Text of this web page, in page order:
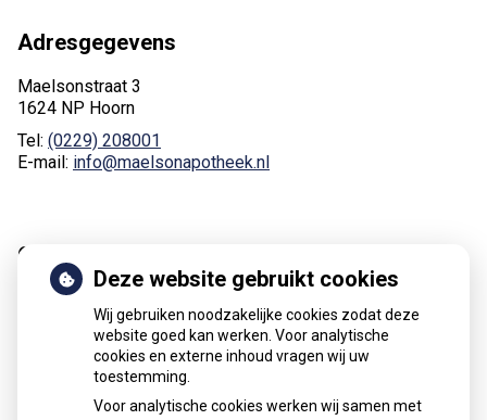
Adresgegevens
Maelsonstraat 3
1624 NP Hoorn
Tel: (0229) 208001
E-mail: info@maelsonapotheek.nl
Online regelen
recepten
middelen
Deze website gebruikt cookies
Wij gebruiken noodzakelijke cookies zodat deze
website goed kan werken. Voor analytische
cookies en externe inhoud vragen wij uw
toestemming.
Voor analytische cookies werken wij samen met